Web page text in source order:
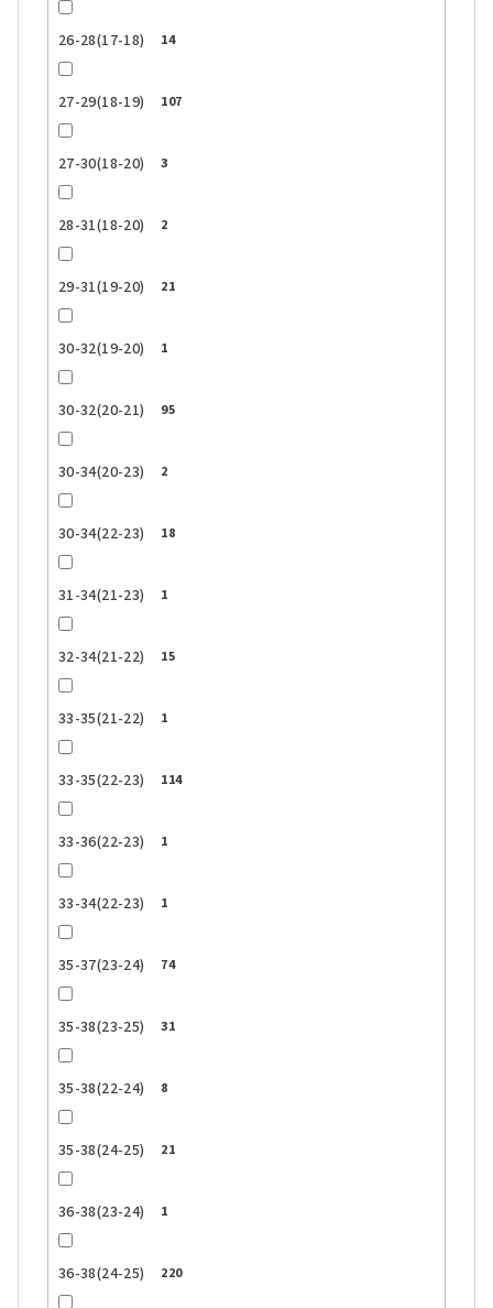
26-28(17-18) 14
27-29(18-19) 107
27-30(18-20) 3
28-31(18-20) 2
29-31(19-20) 21
30-32(19-20) 1
30-32(20-21) 95
30-34(20-23) 2
30-34(22-23) 18
31-34(21-23) 1
32-34(21-22) 15
33-35(21-22) 1
33-35(22-23) 114
33-36(22-23) 1
33-34(22-23) 1
35-37(23-24) 74
35-38(23-25) 31
35-38(22-24) 8
35-38(24-25) 21
36-38(23-24) 1
36-38(24-25) 220